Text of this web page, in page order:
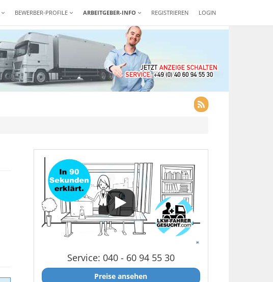
REGISTRIEREN LOGIN
BEWERBER-PROFILE ARBEITGEBER-INFO
Service: 040 - 60 94 55 30
Preise ansehen